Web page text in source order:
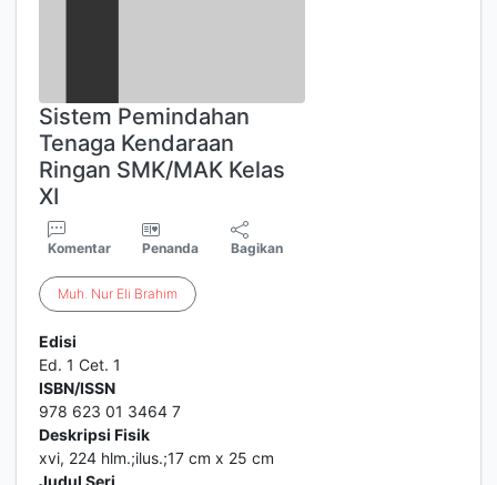
Sistem Pemindahan
Tenaga Kendaraan
Ringan SMK/MAK Kelas
XI
Komentar Penanda Bagikan
Muh. Nur Eli Brahim
Edisi
Ed. 1 Cet. 1
ISBN/ISSN
978 623 01 3464 7
Deskripsi Fisik
xvi, 224 hlm.;ilus.;17 cm x 25 cm
Judul Seri